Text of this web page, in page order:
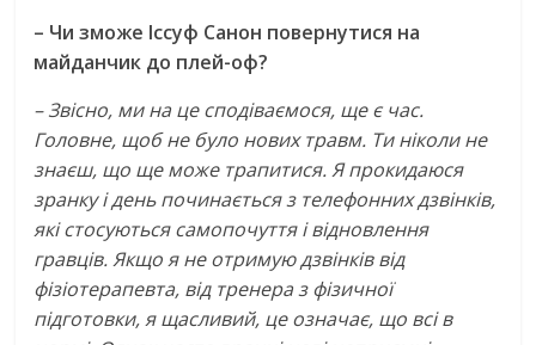
– Чи зможе Іссуф Санон повернутися на
майданчик до плей-оф?
– Звісно, ми на це сподіваємося, ще є час.
Головне, щоб не було нових травм. Ти ніколи не
знаєш, що ще може трапитися. Я прокидаюся
зранку і день починається з телефонних дзвінків,
які стосуються самопочуття і відновлення
гравців. Якщо я не отримую дзвінків від
фізіотерапевта, від тренера з фізичної
підготовки, я щасливий, це означає, що всі в